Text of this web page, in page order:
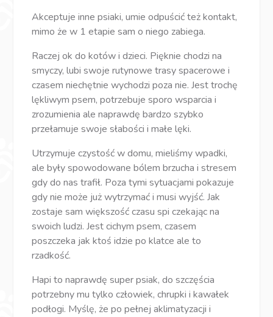
Akceptuje inne psiaki, umie odpuścić też kontakt,
mimo że w 1 etapie sam o niego zabiega.
Raczej ok do kotów i dzieci. Pięknie chodzi na
smyczy, lubi swoje rutynowe trasy spacerowe i
czasem niechętnie wychodzi poza nie. Jest trochę
lękliwym psem, potrzebuje sporo wsparcia i
zrozumienia ale naprawdę bardzo szybko
przełamuje swoje słabości i małe lęki.
Utrzymuje czystość w domu, mieliśmy wpadki,
ale były spowodowane bólem brzucha i stresem
gdy do nas trafił. Poza tymi sytuacjami pokazuje
gdy nie może już wytrzymać i musi wyjść. Jak
zostaje sam większość czasu spi czekając na
swoich ludzi. Jest cichym psem, czasem
poszczeka jak ktoś idzie po klatce ale to
rzadkość.
Hapi to naprawdę super psiak, do szczęścia
potrzebny mu tylko człowiek, chrupki i kawałek
podłogi. Myślę, że po pełnej aklimatyzacji i